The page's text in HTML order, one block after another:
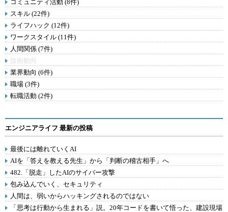
コミュニティ活動 (8件)
スキル (22件)
ライフハック (12件)
ワークスタイル (11件)
人間関係 (7件)
技術動向
業界動向 (6件)
職場 (3件)
転職活動 (2件)
エンジニアライフ 最新の投稿
最後には離れていくAI
AIを「答えを教える先生」から「判断の稽古相手」へ
482.「脱走」したAIのサイバー攻撃
包み込んでいく、セキュリティ
人間は、弱いからハッキングされるのではない
「思考は行動から生まれる」説。20年コードを書いて悟った、建設現場